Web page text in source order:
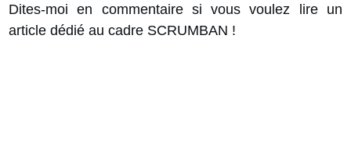
Dites-moi en commentaire si vous voulez lire un
article dédié au cadre SCRUMBAN !